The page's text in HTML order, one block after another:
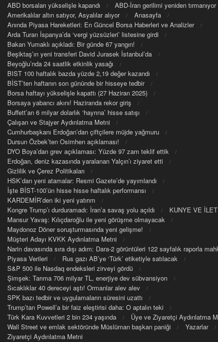
ABD borsaları yükselişle kapandı
ABD-İran gerilimi yeniden tırmanıyor
Amerikalılar altın satıyor, Asyalılar alıyor
Anasayfa
Anında Piyasa Hareketleri: En Güncel Borsa Haberleri ve Analizler
Arda Turan İspanya’da ‘vergi yüzsüzleri’ listesine girdi
Bakan Yumaklı açıkladı: Bir günde 67 yangın!
Beşiktaş’ın yeni transferi David Jurasek İstanbul’da
Beyoğlu’nda 24 saatlik etkinlik yasağı
BIST 100 haftalık bazda yüzde 2,19 değer kazandı
BİST’ten haftanın son gününde bir hisseye tedbir
Borsa haftayı yükselişle kapattı (27 Haziran 2025)
Borsaya yabancı akını! Haziranda rekor giriş
Buffett’an 6 milyar dolarlık ‘hayrına’ hisse satışı
Çalışan ve Stajyer Aydınlatma Metni
Cumhurbaşkanı Erdoğan’dan çiftçilere müjde yağmuru
Dursun Özbek’ten Osimhen açıklaması!
DYO Boya’dan grev açıklaması: Yüzde 97 zam teklif ettik
Erdoğan, deniz kazasında yaralanan Yalçın’ı ziyaret etti
Gizlilik ve Çerez Politikaları
HSK’dan yeni atamalar: Resmi Gazete’de yayımlandı
İşte BİST-100’ün hisse hisse haftalık performansı
KARDEMİR’den iki yeni yatırım
Kongre Trump’ı durduramadı: İran’a savaş yolu açıldı
KUNYE VE
Mansur Yavaş: Kılıçdaroğlu ile yeni görüşme olmayacak
Maydonoz Döner soruşturmasında yeni gelişme!
Müşteri Adayı KVKK Aydınlatma Metni
Narin davasında sıra dışı adım: Dara-2 görüntüleri 122 sayfalık raporla
Piyasa Verileri
Rus gazı AB’ye ‘Türk’ etiketiyle satılacak
S&P 500 ile Nasdaq endeksleri zirveyi gördü
Şimşek: Tarıma 706 milyar TL, enerjiye dev sübvansiyon
Sıcaklıklar 40 dereceyi aştı! Ormanlar alev alev
SPK bazı tedbir ve uygulamaların süresini uzattı
Trump’tan Powell’a bir faiz eleştirisi daha: O aptalın teki
Türk Kara Kuvvetleri 2 bin 234 yaşında
Üye ve Ziyaretçi Aydınlatma
Wall Street ve emlak sektöründe Müslüman başkan paniği
Yazarlar
Ziyaretçi Aydınlatma Metni